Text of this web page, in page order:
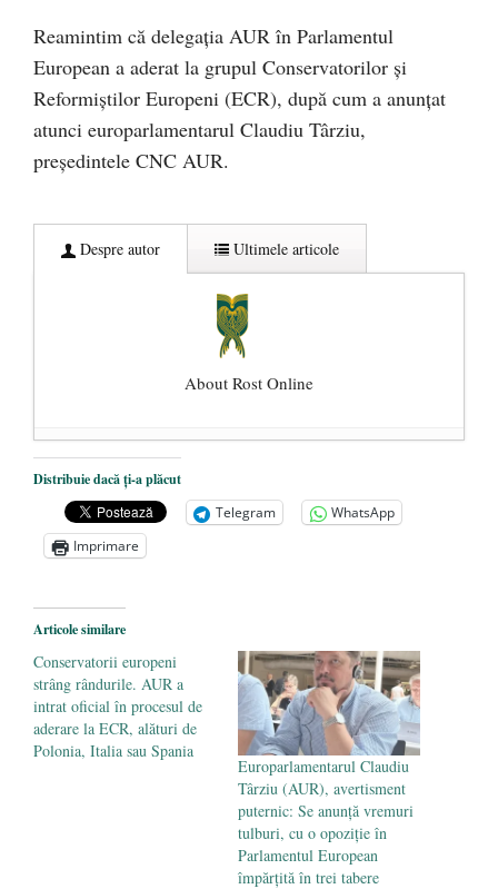
Reamintim că delegația AUR în Parlamentul
European a aderat la grupul Conservatorilor și
Reformiștilor Europeni (ECR), după cum a anunțat
atunci europarlamentarul Claudiu Târziu,
președintele CNC AUR.
Despre autor Ultimele articole
About Rost Online
Dezvăluiri cutremurătoare despre
președintele Ucrainei, Volodymyr
Zelensky
- 13 mai 2026
Statul care servește Națiunea
Legea Vexler produce efecte. Bustul
poetului Octavian Goga, înlăturat din Iași
- 16 aprilie 2026
Distribuie dacă ți-a plăcut
Telegram
WhatsApp
Imprimare
Articole similare
Conservatorii europeni
strâng rândurile. AUR a
intrat oficial în procesul de
aderare la ECR, alături de
Polonia, Italia sau Spania
Europarlamentarul Claudiu
Târziu (AUR), avertisment
puternic: Se anunță vremuri
tulburi, cu o opoziție în
Parlamentul European
împărțită în trei tabere